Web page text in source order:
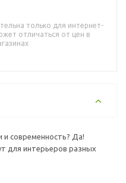
только для интернет-
отличаться от цен в
современность? Да!
для интерьеров разных